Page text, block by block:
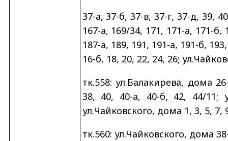
37-а, 37-б, 37-в, 37-г, 37-д, 39,
167-а, 169/34, 171, 171-а, 171-б,
187-а, 189, 191, 191-а, 191-б,
16-б, 18, 20, 22, 24, 26;
тк.558: ул.Балакирева, дома
38, 40, 40-а, 40-б, 42, 44/11;
ул.Чайковского, дома 1, 3, 5, 7,
тк.560: ул.Чайковского, дома